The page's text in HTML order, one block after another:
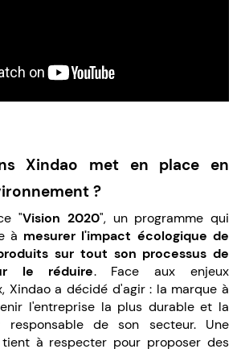
Xindao met en place en
?
"Vision 2020", un programme qui
à mesurer l'impact écologique de
sur tout son processus de
le réduire. Face aux enjeux
Xindao a décidé d'agir : la marque à
l'entreprise la plus durable et la
responsable de son secteur. Une
tient à respecter pour proposer des